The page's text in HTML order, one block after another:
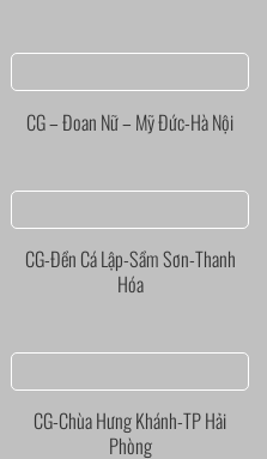
CG – Đoan Nữ – Mỹ Đức-Hà Nội
CG-Đền Cá Lập-Sầm Sơn-Thanh
Hóa
CG-Chùa Hưng Khánh-TP Hải
Phòng